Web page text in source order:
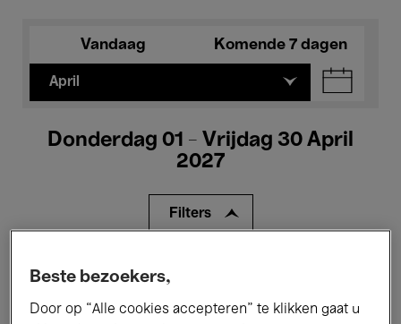
Vandaag Komende 7 dagen
April
Donderdag 01 - Vrijdag 30 April
2027
Filters
Alle evenementen
Tentoonstellingen Films
Beste bezoekers,
Door op “Alle cookies accepteren” te klikken gaat u